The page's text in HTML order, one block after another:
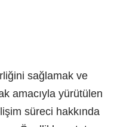
sağlamak ve
amacıyla yürütülen
süreci hakkında